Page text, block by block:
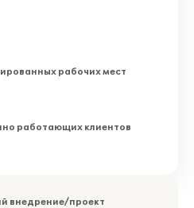
рабочих мест
работающих клиентов
внедрение/проект